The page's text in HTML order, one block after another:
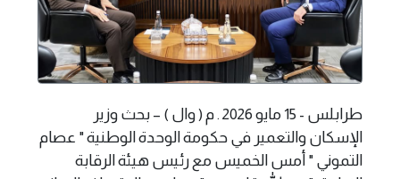
طرابلس - 15 مايو 2026 . م ( وال ) – بحث وزير
الإسكان والتعمير في حكومة الوحدة الوطنية " عصام
التموني " أمس الخميس مع رئيس هيئة الرقابة